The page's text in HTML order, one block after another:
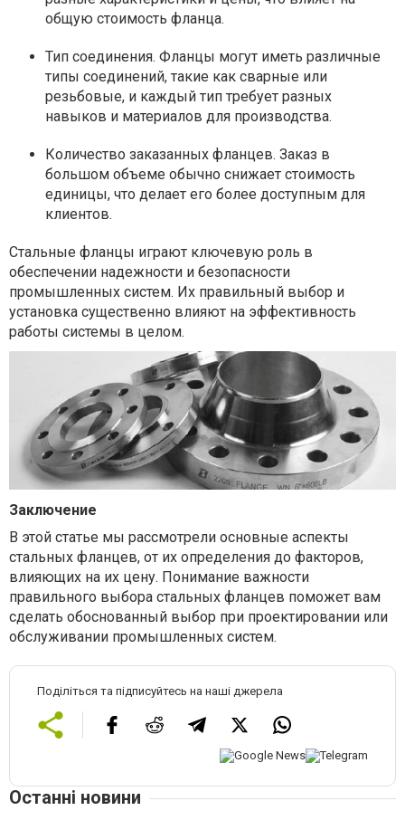
общую стоимость фланца.
Тип соединения. Фланцы могут иметь различные
типы соединений, такие как сварные или
резьбовые, и каждый тип требует разных
навыков и материалов для производства.
Количество заказанных фланцев. Заказ в
большом объеме обычно снижает стоимость
единицы, что делает его более доступным для
клиентов.
Стальные фланцы играют ключевую роль в
обеспечении надежности и безопасности
промышленных систем. Их правильный выбор и
установка существенно влияют на эффективность
работы системы в целом.
Заключение
В этой статье мы рассмотрели основные аспекты
стальных фланцев, от их определения до факторов,
влияющих на их цену. Понимание важности
правильного выбора стальных фланцев поможет вам
сделать обоснованный выбор при проектировании или
обслуживании промышленных систем.
Поділіться та підписуйтесь на наші джерела
Останні новини